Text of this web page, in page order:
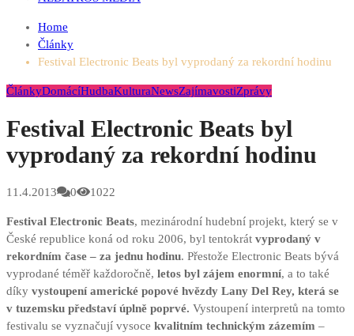
Home
Články
Festival Electronic Beats byl vyprodaný za rekordní hodinu
ČlánkyDomácíHudbaKulturaNewsZajímavostiZprávy
Festival Electronic Beats byl
vyprodaný za rekordní hodinu
11.4.2013 0 1022
Festival Electronic Beats, mezinárodní hudební projekt, který se v
České republice koná od roku 2006, byl tentokrát vyprodaný v
rekordním čase – za jednu hodinu. Přestože Electronic Beats bývá
vyprodané téměř každoročně, letos byl zájem enormní, a to také
díky vystoupení americké popové hvězdy Lany Del Rey, která se
v tuzemsku představí úplně poprvé. Vystoupení interpretů na tomto
festivalu se vyznačují vysoce kvalitním technickým zázemím –